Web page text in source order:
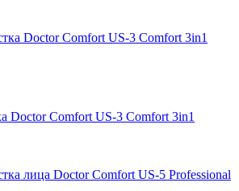
Doctor Comfort US-3 Comfort 3in1